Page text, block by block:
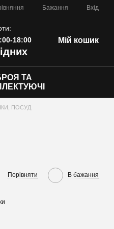
Бажання Вхід
18:00
Мій кошик
ТА
ПОСУД
Порівняти В бажання